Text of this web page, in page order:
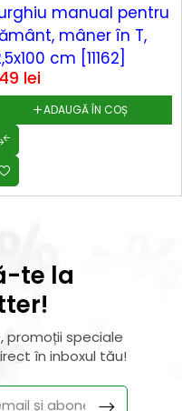
manual pentru
mâner în T,
cm [11162]
lei
ADAUGĂ ÎN COȘ
te la
promoții speciale
în inboxul tău!